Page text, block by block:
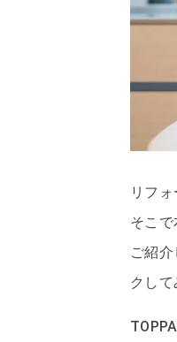
リフ
そこ
ご紹
クして